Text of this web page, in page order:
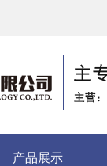
产品展示